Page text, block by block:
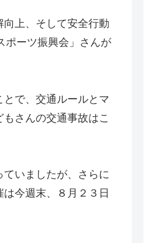
上、そして安全行動
ポーツ振興会」さんが
で、交通ルールとマ
さんの交通事故はこ
いましたが、さらに
今週末、８月２３日